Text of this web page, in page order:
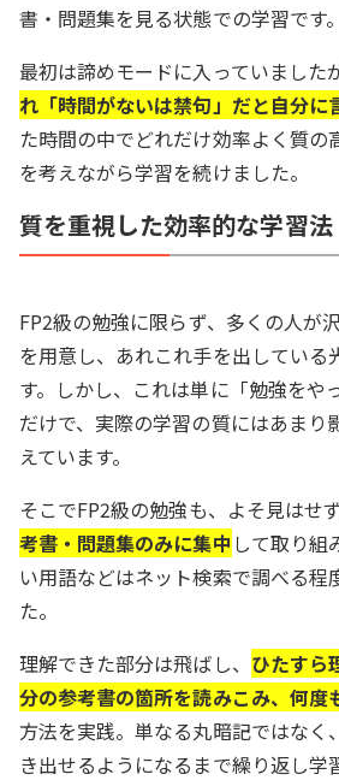
書・問題集を見る状態での学習です。
最初は諦めモードに入っていました
れ「時間がないは禁句」だと自分に
た時間の中でどれだけ効率よく質の
を考えながら学習を続けました。
質を重視した効率的な学習法
FP2級の勉強に限らず、多くの人が
を用意し、あれこれ手を出している
す。しかし、これは単に「勉強をや
だけで、実際の学習の質にはあまり
えています。
そこでFP2級の勉強も、よそ見はせ
考書・問題集のみに集中 して取り組
い用語などはネット検索で調べる程
た。
理解できた部分は飛ばし、 ひたすら
分の参考書の箇所を読みこみ、何度
方法を実践。単なる丸暗記ではなく
き出せるようになるまで繰り返し学